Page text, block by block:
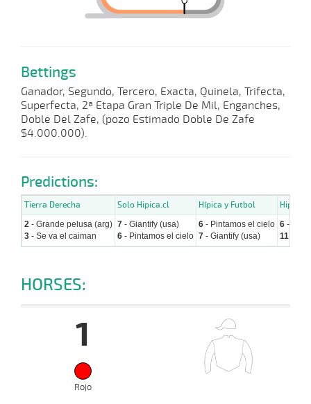
Bettings
Ganador, Segundo, Tercero, Exacta, Quinela, Trifecta,
Superfecta, 2ª Etapa Gran Triple De Mil, Enganches,
Doble Del Zafe, (pozo Estimado Doble De Zafe
$4.000.000).
Predictions:
Tierra Derecha Solo Hipica.cl Hípica y Futbol
2 - Grande pelusa (arg)
3 - Se va el caiman
7 - Giantify (usa)
6 - Pintamos el cielo
6 - Pintamos el cielo
7 - Giantify (usa)
6 -
11
HORSES:
1
Rojo